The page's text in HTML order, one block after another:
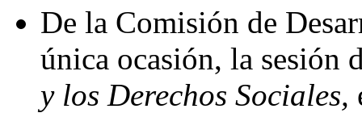
De la Comisión de
única ocasión, la sesión
y los Derechos Sociales,